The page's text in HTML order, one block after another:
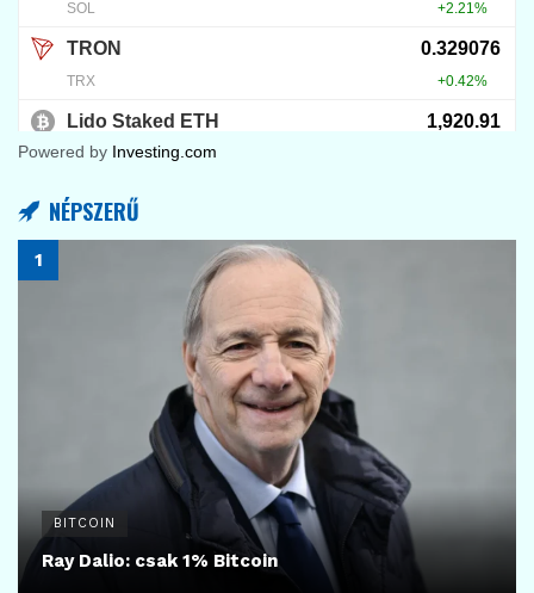
Powered by Investing.com
NÉPSZERŰ
BITCOIN
Ray Dalio: csak 1% Bitcoin